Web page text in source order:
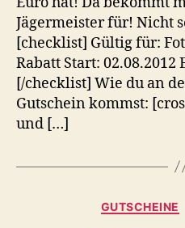
Jägermeister für! Nicht
[checklist] Gültig für:
Rabatt Start: 02.08.2012
[/checklist] Wie du an
Gutschein kommst:
und […]
GUTSCHEINE